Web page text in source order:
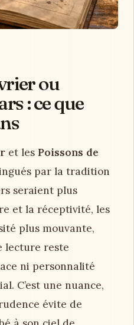
ou
: ce que
et les Poissons de
par la tradition
seraient plus
et la réceptivité, les
plus mouvante,
lecture reste
ni personnalité
C’est une nuance,
évite de